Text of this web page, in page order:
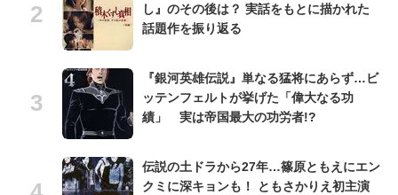
し』のその後は？ 実話をもとに描かれた
話題作を振り返る
『銀河英雄伝説』単なる猛将にあらず…ビ
ッテンフェルトが挙げた「偉大なる功
績」 実は帝国最大の功労者!?
伝説の土ドラから27年…篠原ともえにエン
クミに深キョンも！ ともさかりえ初主演